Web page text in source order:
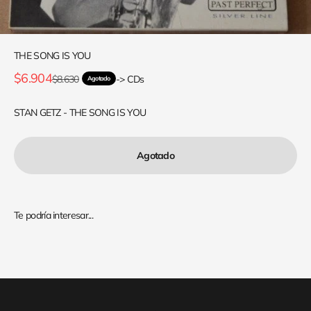
THE SONG IS YOU
Precio de oferta
$6.904Precio normal
$8.630 Agotado -> CDs
STAN GETZ - THE SONG IS YOU
Agotado